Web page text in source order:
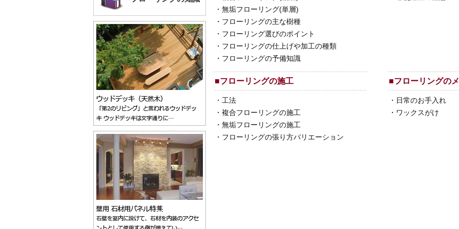
・ 無垢フローリング(単層)
・ フローリングの主な樹種
・ フローリング選びのポイント
・ フローリングの仕上げや加工の種類
・ フローリングの予備知識
■フローリングの施工
・ 工法
・ 複合フローリングの施工
・ 無垢フローリングの施工
・ フローリングの張り方バリエーション
■フローリングの
・ 日常のお手入れ
・ ワックスがけ